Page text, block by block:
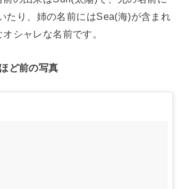
たり、姉の名前にはSea(海)が含まれ
シャレな名前です。
ど前の写真